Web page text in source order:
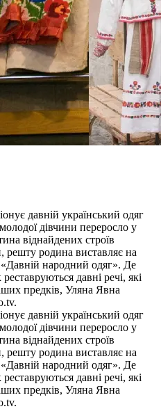
давній український одяг
дівчини переросло у
віднайдених строїв
решту родина виставляє на
народний одяг». Де
давні речі, які
предків, Уляна Явна
давній український одяг
дівчини переросло у
віднайдених строїв
решту родина виставляє на
народний одяг». Де
давні речі, які
предків, Уляна Явна